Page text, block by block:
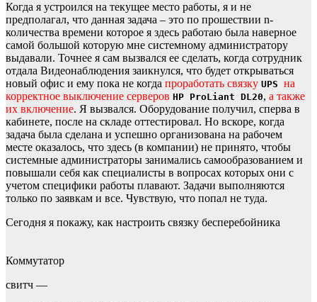
Когда я устроился на текущее место работы, я и не
предполагал, что данная задача – это по прошествии n-
количества времени которое я здесь работаю была наверное
самой большой которую мне системному администратору
выдавали. Точнее я сам вызвался ее сделать, когда сотрудник
отдала Видеонаблюдения заикнулся, что будет открываться
новый офис и ему пока не когда проработать связку UPS на
корректное выключение серверов HP ProLiant DL20, а также
их включение. Я вызвался. Оборудование получил, сперва в
кабинете, после на складе оттестировал. Но вскоре, когда
задача была сделана и успешно организована на рабочем
месте оказалось, что здесь (в компании) не принято, чтобы
системные администраторы занимались самообразованием и
повышали себя как специалисты в вопросах которых они с
учетом специфики работы плавают. Задачи выполняются
только по заявкам и все. Чувствую, что попал не туда.
Сегодня я покажу, как настроить связку бесперебойника
Коммутатор
свитч —